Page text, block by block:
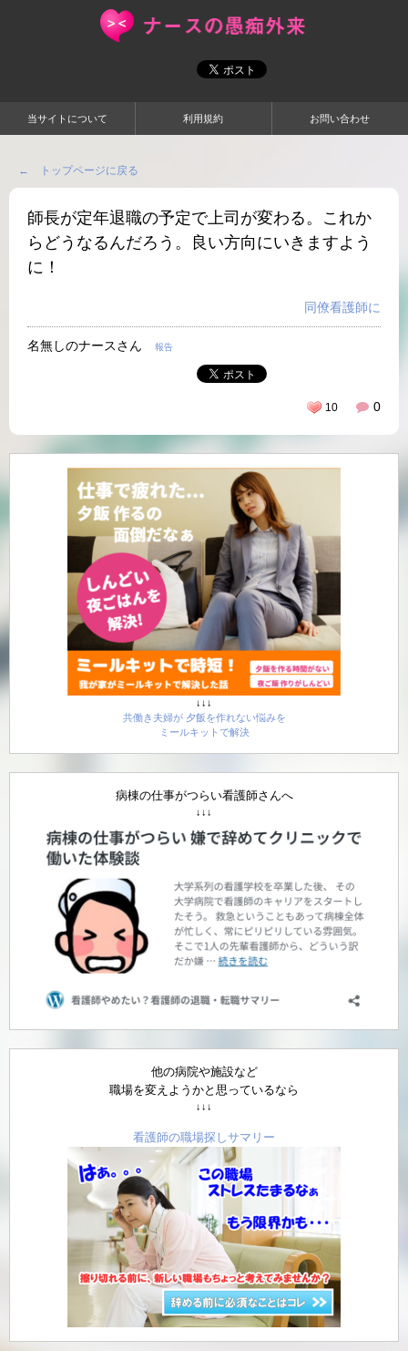
当サイトについて 利用規約 お問い合わせ
← トップページに戻る
師長が定年退職の予定で上司が変わる。これか
らどうなるんだろう。良い方向にいきますよう
に！
同僚看護師に
名無しのナースさん 報告
0
10
↓↓↓
共働き夫婦が 夕飯を作れない悩みを
ミールキットで解決
病棟の仕事がつらい看護師さんへ
↓↓↓
他の病院や施設など
職場を変えようかと思っているなら
↓↓↓
看護師の職場探しサマリー